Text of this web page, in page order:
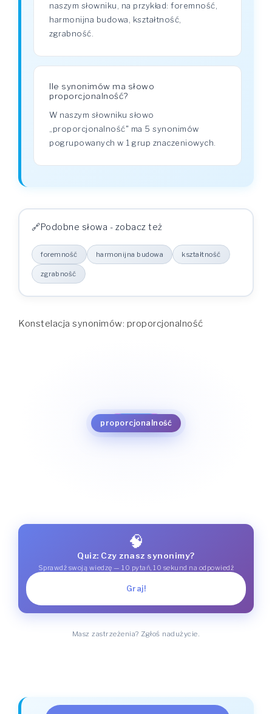
naszym słowniku, na przykład: foremność,
harmonijna budowa, kształtność,
zgrabność.
Ile synonimów ma słowo
proporcjonalność?
W naszym słowniku słowo
„proporcjonalność" ma 5 synonimów
pogrupowanych w 1 grup znaczeniowych.
Podobne słowa - zobacz też
foremność harmonijna budowa kształtność
zgrabność
Konstelacja synonimów: proporcjonalność
proporcjonalność
foremność
harmonijna budowa
kształtność
zgrabność
🧠
Quiz: Czy znasz synonimy?
Sprawdź swoją wiedzę — 10 pytań, 10 sekund na odpowiedź
Graj!
Masz zastrzeżenia? Zgłoś nadużycie.